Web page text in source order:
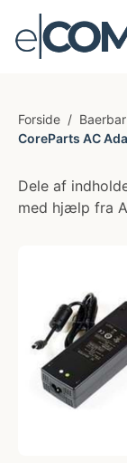
Forside /
CoreParts AC
Dele af
med hjælp fra